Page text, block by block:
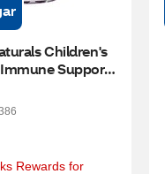
Children's
Support,
Berry, 21
Rewards for